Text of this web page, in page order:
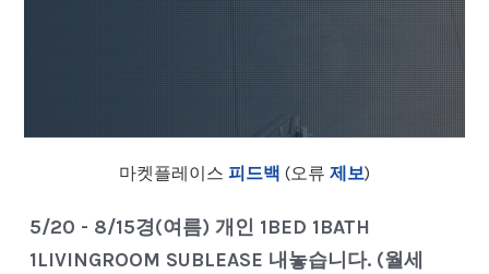
마켓플레이스 피드백 (오류 제보)
5/20 - 8/15경(여름) 개인 1BED 1BATH
1LIVINGROOM SUBLEASE 내놓습니다. (월세